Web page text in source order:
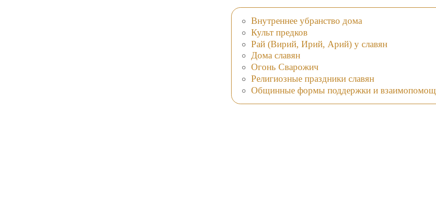
Внутреннее убранство дома
Культ предков
Рай (Вирий, Ирий, Арий) у славян
Дома славян
Огонь Сварожич
Религиозные праздники славян
Общинные формы поддержки и